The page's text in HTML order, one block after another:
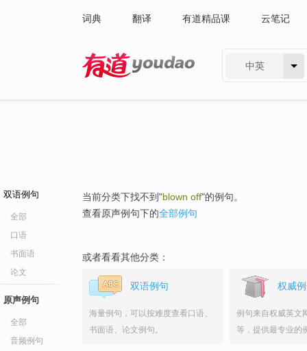
词典 翻译 有道精品课 云笔记
中英
双语例句
全部
口语
书面语
论文
原声例句
全部
音频例句
当前分类下找不到"blown off"的例句。
查看原声例句下的全部例句
或者看看其他分类：
双语例句
海量例句，可以按难度查看口语、
书面语、论文例句。
权威
例句来自权威英文
等，提供最专业的